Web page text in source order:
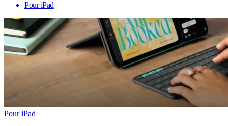
Pour iPad
Pour iPad